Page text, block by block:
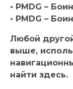
• PMDG –
• PMDG –
Любой
выше,
найти здесь.